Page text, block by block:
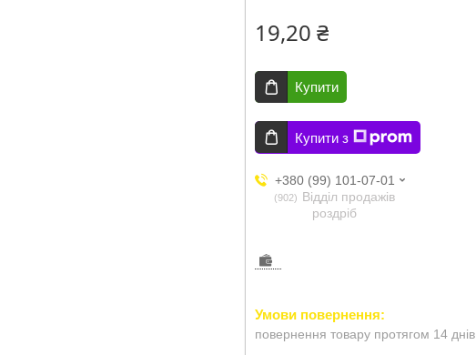
19,20 ₴
Купити
Купити з
+380 (99) 101-07-01
902
Відділ продажів
роздріб
повернення товару протягом 14 днів